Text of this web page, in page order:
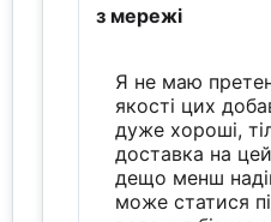
з мережі
Я не маю
якості цих
дуже хороші,
доставка на
дещо менш
може статися